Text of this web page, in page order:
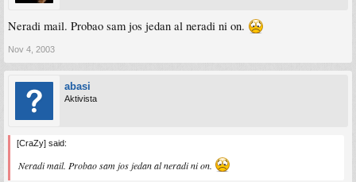
Neradi mail. Probao sam jos jedan al neradi ni on.
Nov 4, 2003
abasi
Aktivista
[CraZy] said:
Neradi mail. Probao sam jos jedan al neradi ni on.